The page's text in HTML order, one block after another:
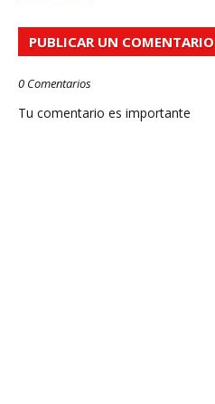
PUBLICAR UN COMENTARIO
0 Comentarios
Tu comentario es importante